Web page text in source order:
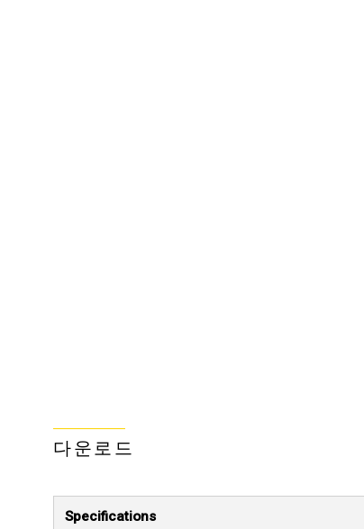
다운로드
Specifications